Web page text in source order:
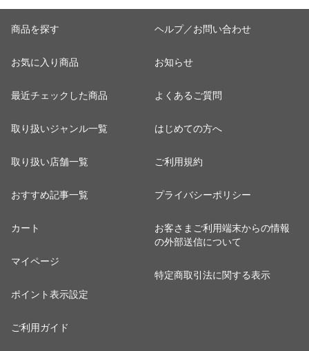
商品を探す
お気に入り商品
最近チェックした商品
取り扱いジャンル一覧
取り扱い店舗一覧
おすすめ記事一覧
カート
マイページ
ポイント表示設定
ご利用ガイド
ヘルプ／お問い合わせ
お知らせ
よくあるご質問
はじめての方へ
ご利用規約
プライバシーポリシー
お客さまご利用端末からの情報
の外部送信について
特定商取引法に関する表示